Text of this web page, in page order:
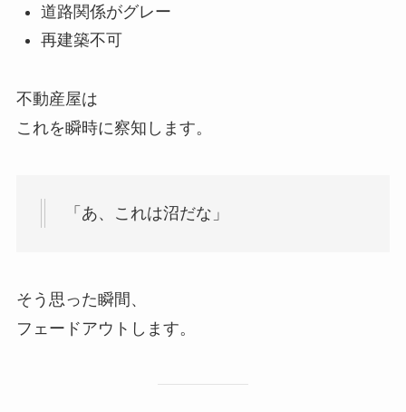
道路関係がグレー
再建築不可
不動産屋は
これを瞬時に察知します。
「あ、これは沼だな」
そう思った瞬間、
フェードアウトします。